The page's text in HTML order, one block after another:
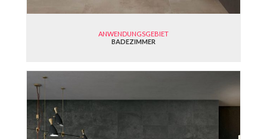
ANWENDUNGSGEBIET
BADEZIMMER